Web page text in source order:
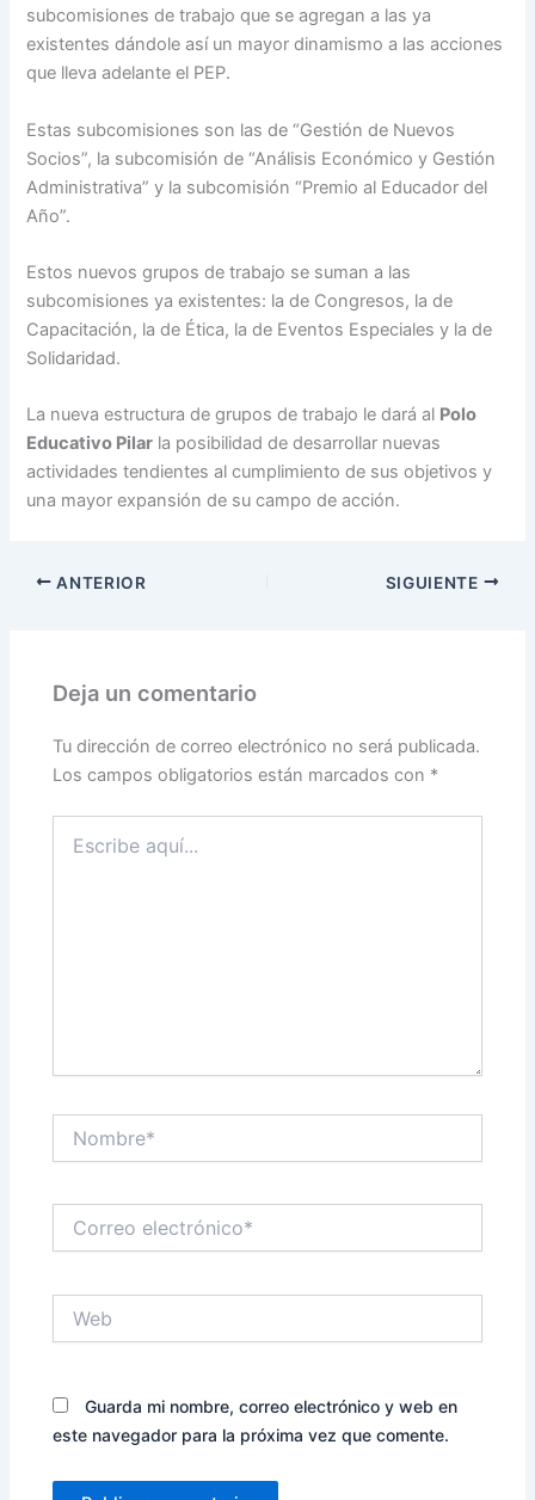
subcomisiones de trabajo que se agregan a las ya
existentes dándole así un mayor dinamismo a las acciones
que lleva adelante el PEP.
Estas subcomisiones son las de “Gestión de Nuevos
Socios”, la subcomisión de “Análisis Económico y Gestión
Administrativa” y la subcomisión “Premio al Educador del
Año”.
Estos nuevos grupos de trabajo se suman a las
subcomisiones ya existentes: la de Congresos, la de
Capacitación, la de Ética, la de Eventos Especiales y la de
Solidaridad.
La nueva estructura de grupos de trabajo le dará al Polo
Educativo Pilar la posibilidad de desarrollar nuevas
actividades tendientes al cumplimiento de sus objetivos y
una mayor expansión de su campo de acción.
ANTERIOR SIGUIENTE
Deja un comentario
Tu dirección de correo electrónico no será publicada.
Los campos obligatorios están marcados con *
aquí...
electrónico*
Guarda mi nombre, correo electrónico y web en
este navegador para la próxima vez que comente.